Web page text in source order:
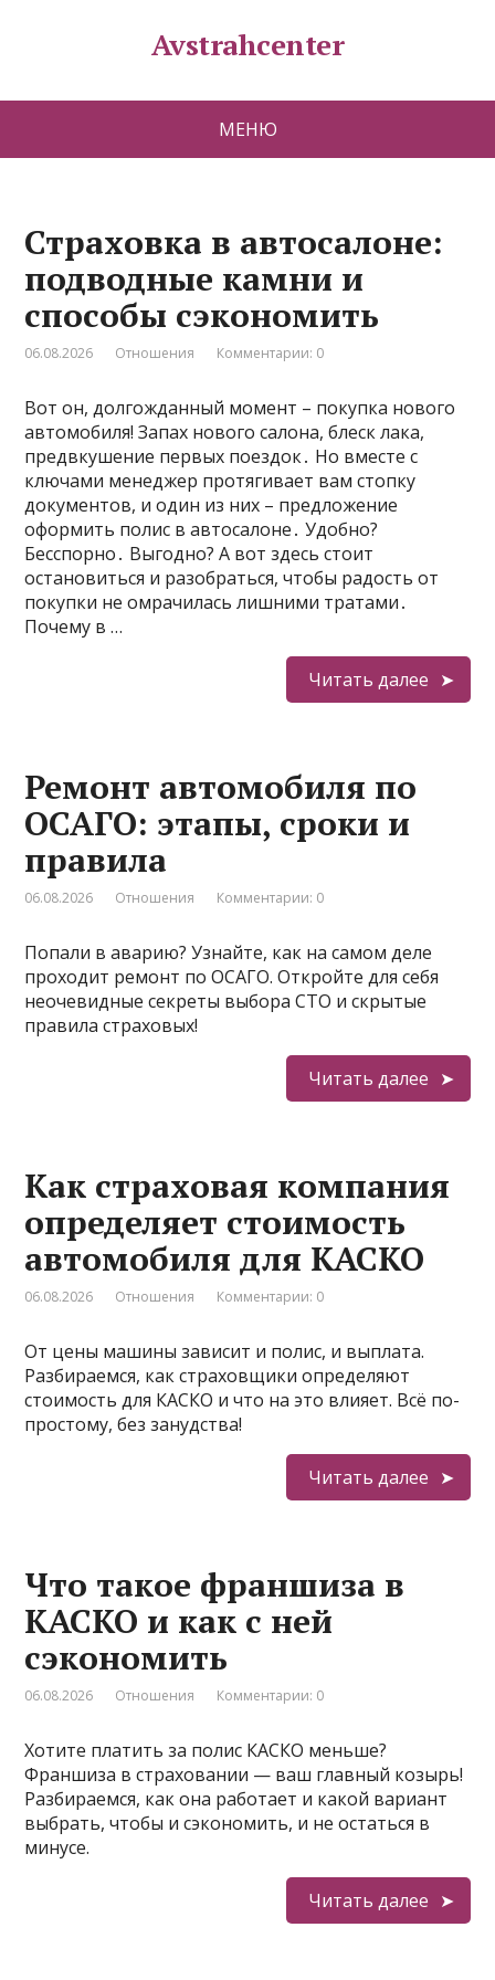
Avstrahcenter
МЕНЮ
Страховка в автосалоне:
подводные камни и
способы сэкономить
06.08.2026 Отношения Комментарии: 0
Вот он, долгожданный момент – покупка нового
автомобиля! Запах нового салона, блеск лака,
предвкушение первых поездок․ Но вместе с
ключами менеджер протягивает вам стопку
документов, и один из них – предложение
оформить полис в автосалоне․ Удобно?
Бесспорно․ Выгодно? А вот здесь стоит
остановиться и разобраться, чтобы радость от
покупки не омрачилась лишними тратами․
Почему в …
Читать далее
Ремонт автомобиля по
ОСАГО: этапы, сроки и
правила
06.08.2026 Отношения Комментарии: 0
Попали в аварию? Узнайте, как на самом деле
проходит ремонт по ОСАГО. Откройте для себя
неочевидные секреты выбора СТО и скрытые
правила страховых!
Читать далее
Как страховая компания
определяет стоимость
автомобиля для КАСКО
06.08.2026 Отношения Комментарии: 0
От цены машины зависит и полис, и выплата.
Разбираемся, как страховщики определяют
стоимость для КАСКО и что на это влияет. Всё по-
простому, без занудства!
Читать далее
Что такое франшиза в
КАСКО и как с ней
сэкономить
06.08.2026 Отношения Комментарии: 0
Хотите платить за полис КАСКО меньше?
Франшиза в страховании — ваш главный козырь!
Разбираемся, как она работает и какой вариант
выбрать, чтобы и сэкономить, и не остаться в
минусе.
Читать далее